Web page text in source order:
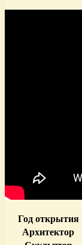
Год открытия
Архитектор